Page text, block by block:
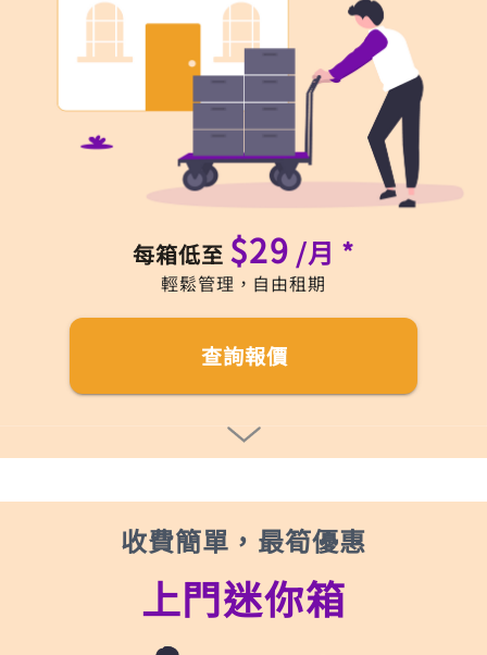
每箱低至 $29 /月 *
輕鬆管理，自由租期
查詢報價
收費簡單，最筍優惠
上門迷你箱